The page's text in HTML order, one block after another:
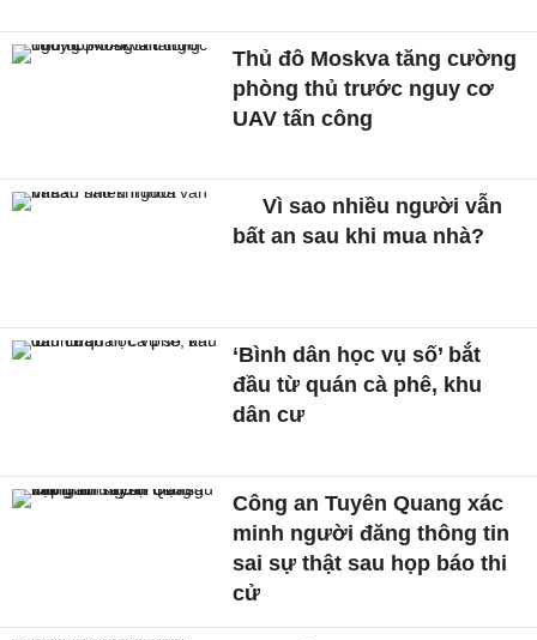
Thủ đô Moskva tăng cường
phòng thủ trước nguy cơ
UAV tấn công
Vì sao nhiều người vẫn
bất an sau khi mua nhà?
‘Bình dân học vụ số’ bắt
đầu từ quán cà phê, khu
dân cư
Công an Tuyên Quang xác
minh người đăng thông tin
sai sự thật sau họp báo thi
cử